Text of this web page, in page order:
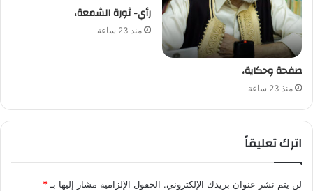
صفحة وحكاية،
منذ 23 ساعة
رأي- ثورة الشمعة،
منذ 23 ساعة
اترك تعليقاً
لن يتم نشر عنوان بريدك الإلكتروني. الحقول الإلزامية مشار إليها بـ*